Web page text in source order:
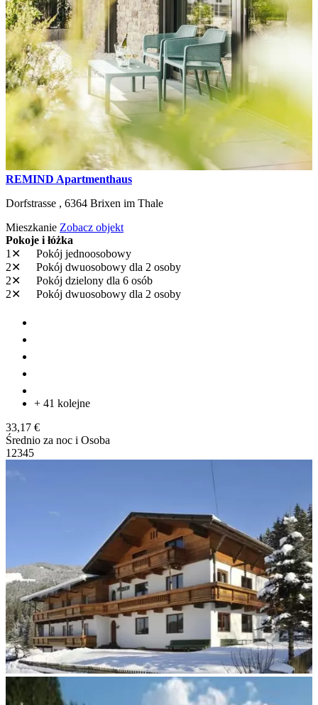
REMIND Apartmenthaus
Dorfstrasse , 6364 Brixen im Thale
Mieszkanie Zobacz objekt
Pokoje i łóżka
1✕
Pokój jednoosobowy
2✕
Pokój dwuosobowy dla 2 osoby
2✕
Pokój dzielony dla 6 osób
2✕
Pokój dwuosobowy dla 2 osoby
+ 41 kolejne
33,17 €
Średnio za noc i Osoba
1 2345